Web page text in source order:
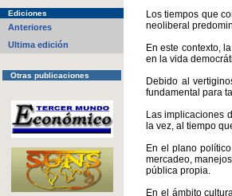
Ediciones
Anteriores
Ultima edición
Otras publicaciones
Los tiempos que
neoliberal
En este contexto,
en la vida
Debido al
fundamental para
Las implicaciones
la vez, al tiempo
En el plano
mercadeo,
pública propia.
En el ámbito